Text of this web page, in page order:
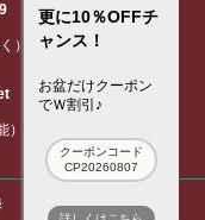
）
更に10％OFFチ
ャンス！
お盆だけクーポン
でＷ割引♪
クーポンコード
CP20260807